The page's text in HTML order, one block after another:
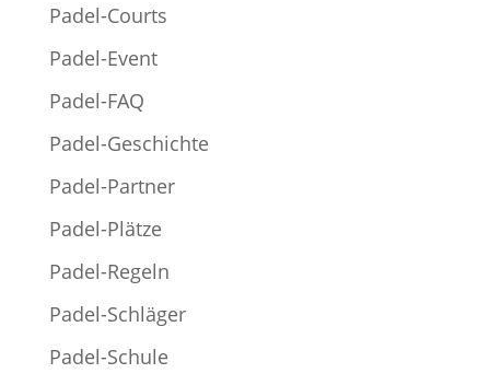
Padel-Courts
Padel-Event
Padel-FAQ
Padel-Geschichte
Padel-Partner
Padel-Plätze
Padel-Regeln
Padel-Schläger
Padel-Schule